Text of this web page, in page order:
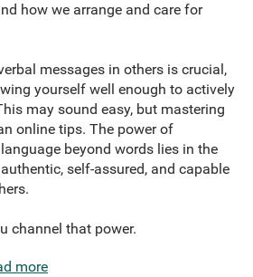
how we arrange and care for
messages in others is crucial,
yourself well enough to actively
may sound easy, but mastering
online tips. The power of
beyond words lies in the
self-assured, and capable
channel that power.
more